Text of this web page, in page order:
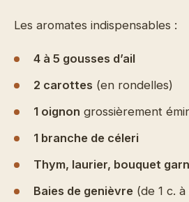
Les aromates indispensables :
4 à 5 gousses d’ail
2 carottes (en rondelles)
1 oignon grossièrement
1 branche de céleri
Thym, laurier, bouquet
Baies de genièvre (de 1 c.